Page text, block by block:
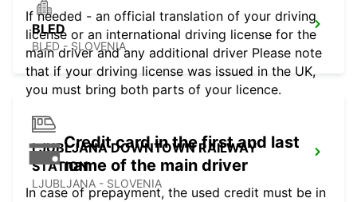
BLED
BLED - SLOVENIA
LJUBLJANA DOWNTOWN RAILWAY
STATION
LJUBLJANA - SLOVENIA
If needed - an official translation of your driving
license or an international driving license for the
main driver and any additional driver Please note
that if your driving license was issued in the UK,
you must bring both parts of your licence.
Credit card in the first and last
name of the main driver
In case of prepayment, the used credit must be in